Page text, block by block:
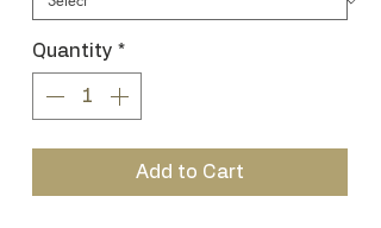
Quantity *
Add to Cart